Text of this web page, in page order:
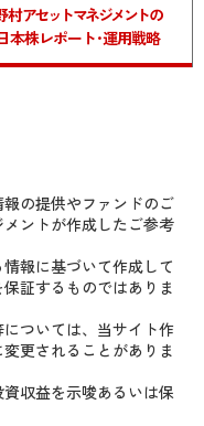
村アセットマネジメントの
本株レポート･運用戦略
の提供やファンドのご
ントが作成したご参考
報に基づいて作成して
証するものではありま
ついては、当サイト作
更されることがありま
収益を示唆あるいは保